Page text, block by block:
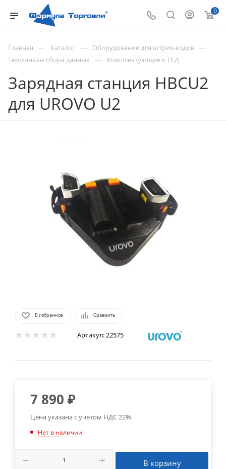
0
Главная — Каталог — Оборудование для штрих-кодов —
Терминалы сбора данных — Комплектующие к ТСД
Зарядная станция HBCU2
для UROVO U2
В избранное Сравнить
Артикул:22575
7 890 ₽
Цена указана с учетом НДС 22%
Нет в наличии
В корзину